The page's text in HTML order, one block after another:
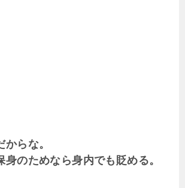
らな。
身のためなら身内でも貶める。